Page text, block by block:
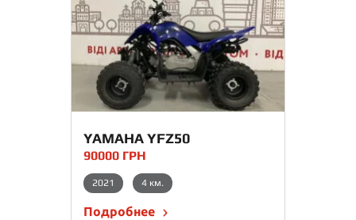
YAMAHA YFZ50
90000 ГРН
2021 4 км.
Подробнее